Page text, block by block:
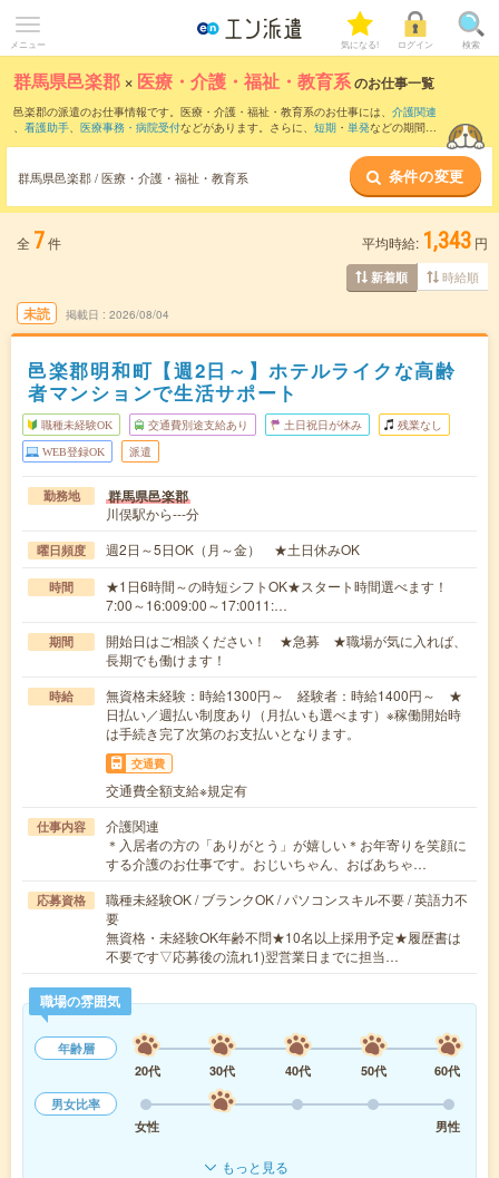
メニュー 気になる! ログイン 検索
群馬県邑楽郡 × 医療・介護・福祉・教育系のお仕事一覧
邑楽郡の派遣のお仕事情報です。医療・介護・福祉・教育系のお仕事には、 介護関連
、 看護助手、 医療事務・病院受付などがあります。さらに、 短期 ・ 単発などの期間
群馬県邑楽郡 / 医療・介護・福祉・教育系 条件の変更
全 7件 平均時給: 1,343 円
新着順 時給順
未読 掲載日 2026/08/04
邑楽郡明和町【週2日～】ホテルライクな高齢
者マンションで生活サポート
職種未経験OK 交通費別途支給あり 土日祝日が休み 残業なし
WEB登録OK 派遣
勤務地 群馬県邑楽郡
川俣駅から---分
曜日頻度 週2日～5日OK（月～金） ★土日休みOK
時間
★1日6時間～の時短シフトOK★スタート時間選べます！
7:00～16:009:00～17:0011:…
期間
開始日はご相談ください！ ★急募 ★職場が気に入れば、
長期でも働けます！
時給
無資格未経験：時給1300円～ 経験者：時給1400円～ ★
日払い／週払い制度あり（月払いも選べます）※稼働開始時
は手続き完了次第のお支払いとなります。
交通費
交通費全額支給※規定有
仕事内容
介護関連
＊入居者の方の「ありがとう」が嬉しい＊お年寄りを笑顔に
する介護のお仕事です。おじいちゃん、おばあちゃ…
応募資格
職種未経験OK / ブランクOK / パソコンスキル不要 / 英語力不
要
無資格・未経験OK年齢不問★10名以上採用予定★履歴書は
不要です▽応募後の流れ1)翌営業日までに担当…
職場の雰囲気
年齢層
20代
30代 40代 50代
60代
男女比率
女性
男性
もっと見る